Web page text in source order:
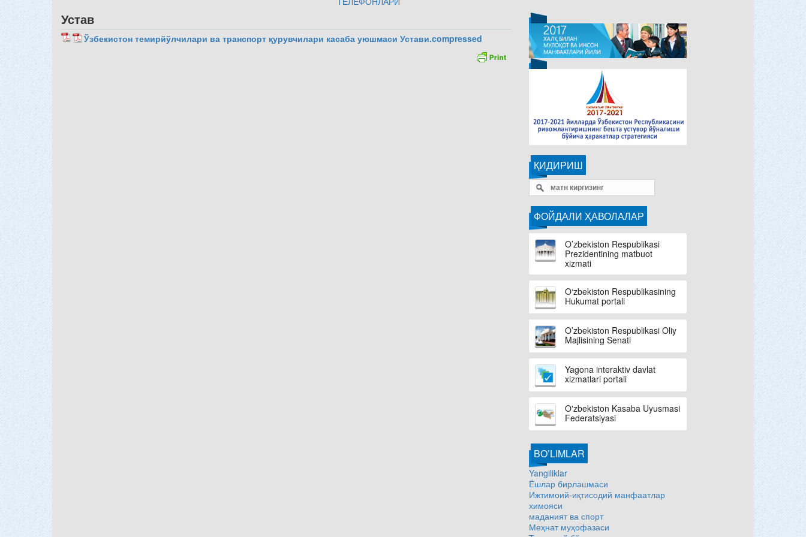
Устав
Ўзбекистон темирйўлчилари ва транспорт қурувчилари касаба уюшмаси Устави.compressed
ҚИДИРИШ
ФОЙДАЛИ ҲАВОЛАЛАР
O’zbekiston Respublikasi
Prezidentining matbuot
xizmati
O‘zbekiston Respublikasining
Hukumat portali
O’zbekiston Respublikasi Oliy
Majlisining Senati
Yagona interaktiv davlat
xizmatlari portali
O'zbekiston Kasaba Uyusmasi
Federatsiyasi
BO’LIMLAR
Yangiliklar
Ёшлар бирлашмаси
Ижтимоий-иқтисодий манфаатлар
химояси
маданият ва спорт
Меҳнат муҳофазаси